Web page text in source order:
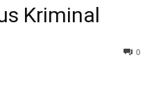
Kriminal
0